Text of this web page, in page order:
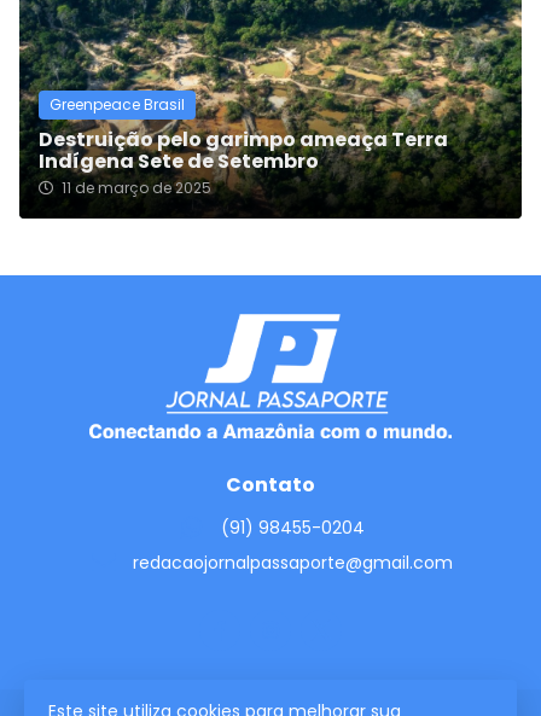
Greenpeace Brasil
Destruição pelo garimpo ameaça Terra
Indígena Sete de Setembro
11 de março de 2025
Este site utiliza cookies para melhorar sua
Contato
(91) 98455-0204
redacaojornalpassaporte@gmail.com